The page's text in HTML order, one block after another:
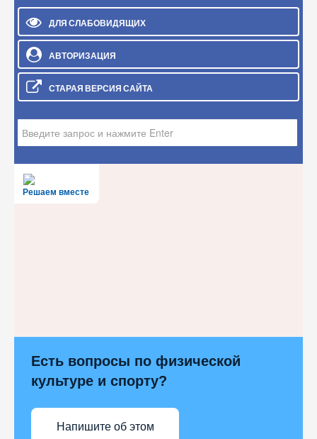
ДЛЯ СЛАБОВИДЯЩИХ
АВТОРИЗАЦИЯ
СТАРАЯ ВЕРСИЯ САЙТА
Решаем вместе
Есть вопросы по физической
культуре и спорту?
Напишите об этом